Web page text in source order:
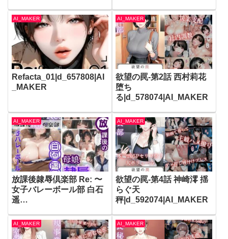
AI_MAKER
Refacta_01|d_657808|AI
_MAKER
AI_MAKER
欲望の罠-第2話 西村莉花
堕ち
る|d_578074|AI_MAKER
AI_MAKER
放課後隷辱倶楽部 Re: 〜
女子バレーボール部 白石
遥
R
AI_MAKER
欲望の罠-第4話 神崎澪 揺
らぐ天
秤|d_592074|AI_MAKER
AI_MAKER AI_MAKER